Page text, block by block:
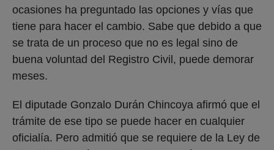
ocasiones ha preguntado las opciones y vías que
tiene para hacer el cambio. Sabe que debido a que
se trata de un proceso que no es legal sino de
buena voluntad del Registro Civil, puede demorar
meses.
El diputade Gonzalo Durán Chincoya afirmó que el
trámite de ese tipo se puede hacer en cualquier
oficialía. Pero admitió que se requiere de la Ley de